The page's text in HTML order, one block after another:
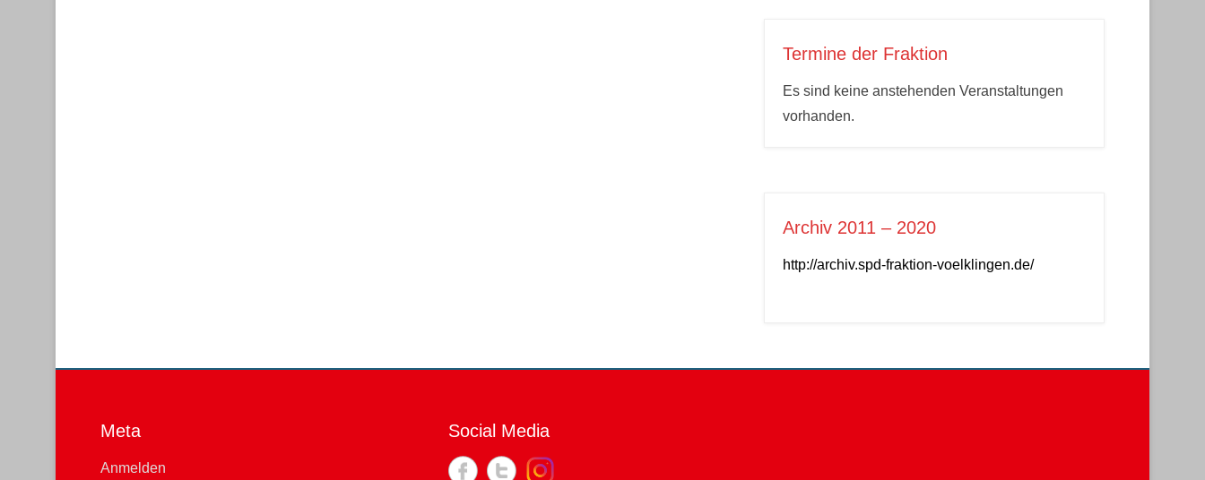
Termine der Fraktion
Es sind keine anstehenden Veranstaltungen
vorhanden.
Archiv 2011 – 2020
http://archiv.spd-fraktion-voelklingen.de/
Meta
Anmelden
Social Media